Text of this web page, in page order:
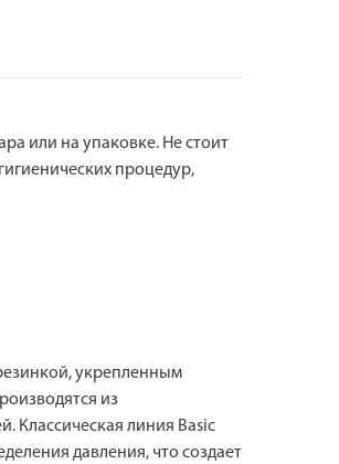
или на упаковке. Не стоит
процедур,
укрепленным
из
Классическая линия Basic
давления, что создает